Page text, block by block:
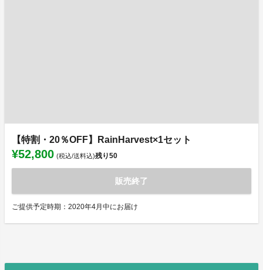
【特割・20％OFF】RainHarvest×1セット
¥52,800 (税込/送料込)残り50
販売終了
ご提供予定時期：2020年4月中にお届け